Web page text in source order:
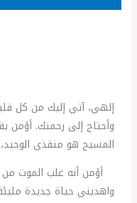
إلهي، آتي إليك من كل
وأحتاج إلى رحمتك. أؤمن
المسيح هو منقذي الوحيد،
أؤمن أنه غلب الموت
واهديني حياة جديدة